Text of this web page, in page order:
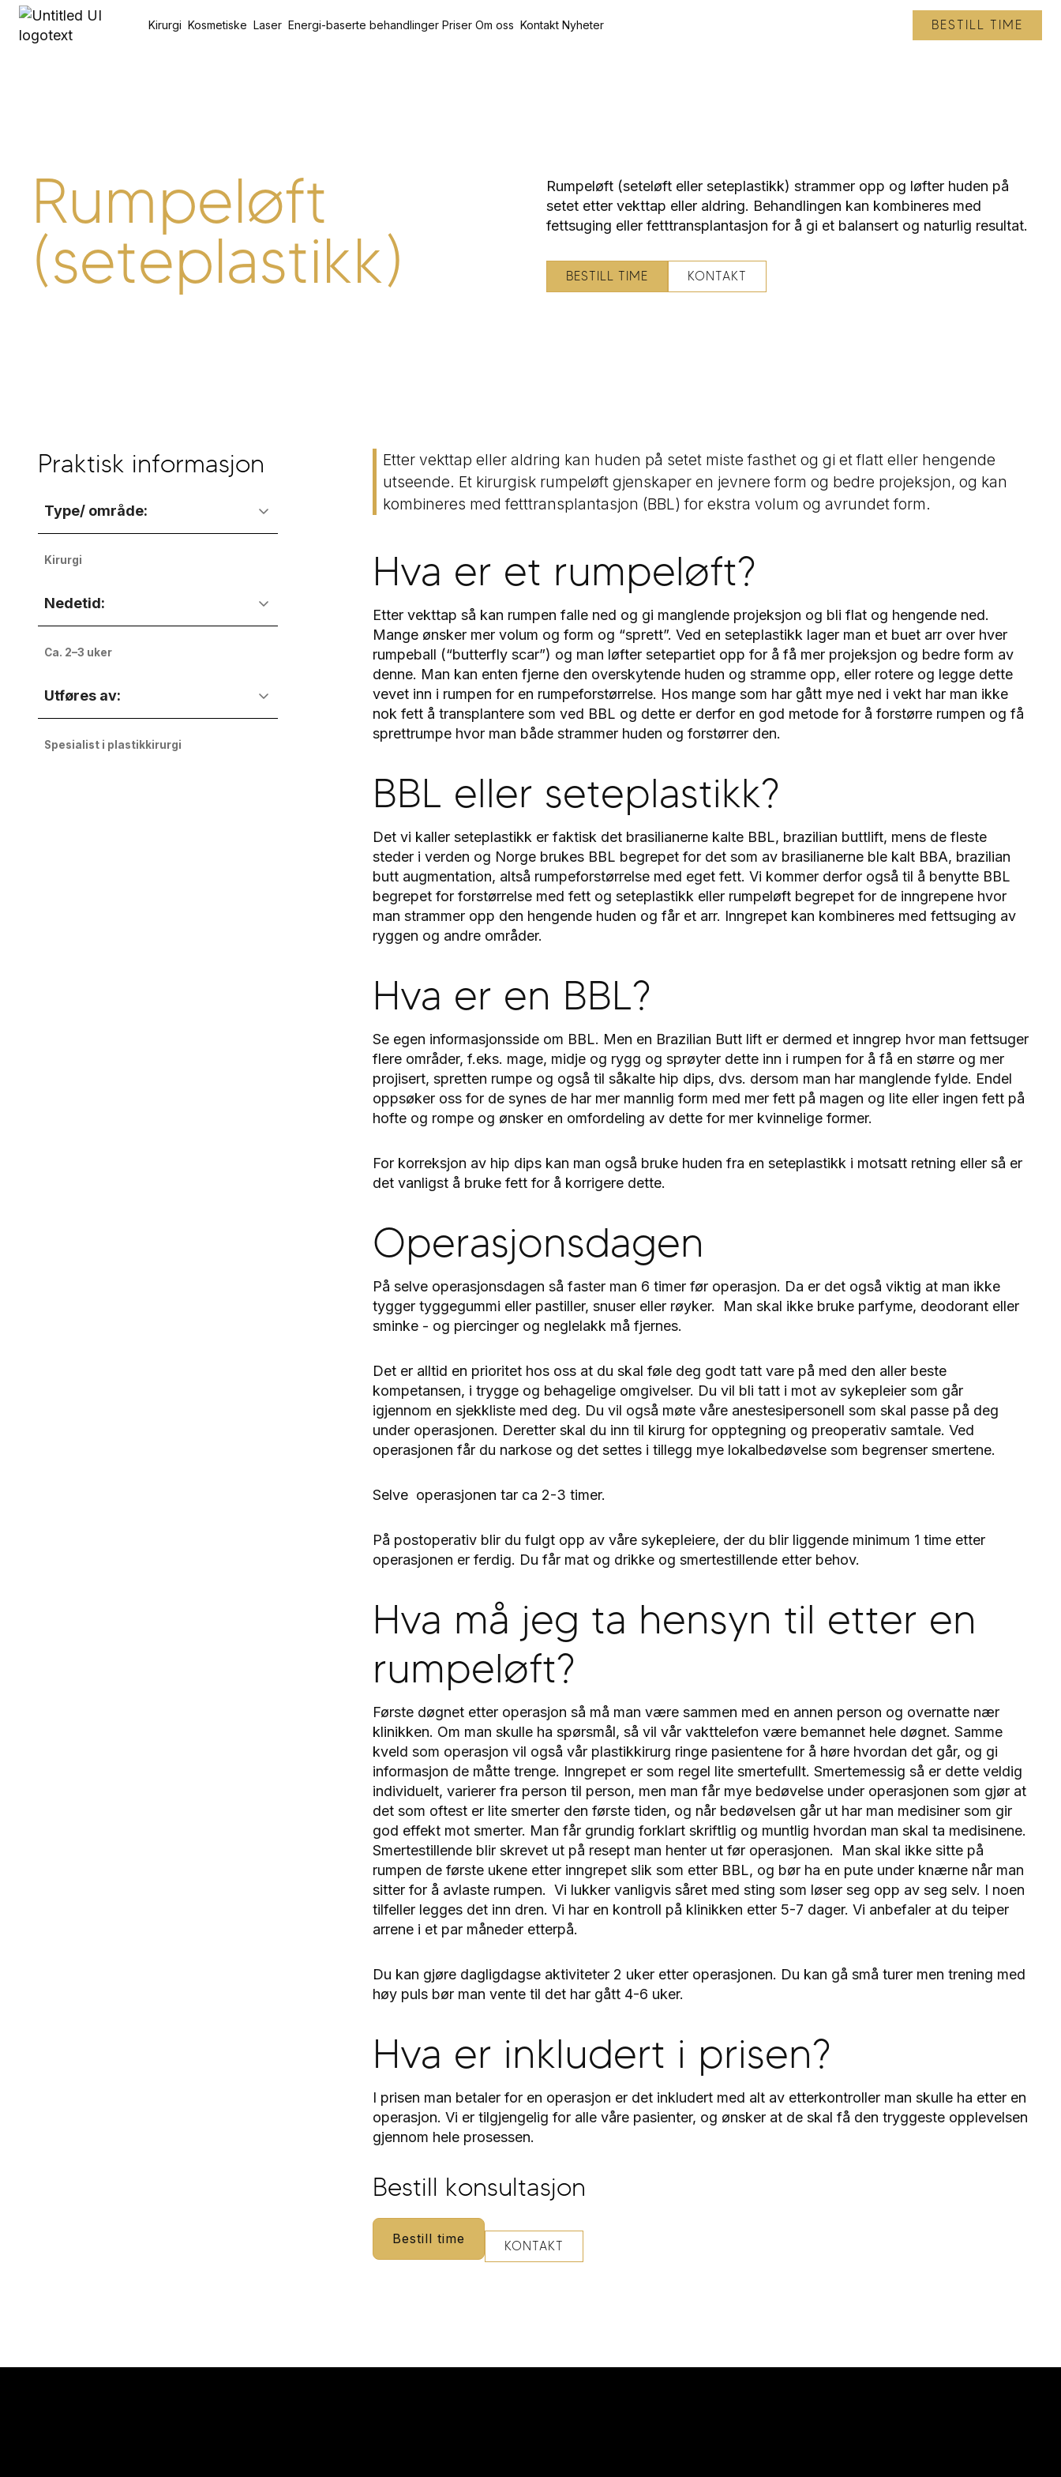
Kirurgi Kosmetiske Laser Energi-baserte behandlinger Priser Om oss Kontakt Nyheter BESTILL TIME
Rumpeløft
(seteplastikk)
Rumpeløft (seteløft eller setep­lastikk) strammer opp og løfter huden på
setet etter vekttap eller aldring. Behandlingen kan kombineres med
fettsuging eller fett­transplantasjon for å gi et balansert og naturlig resultat.
BESTILL TIME KONTAKT
Praktisk informasjon
Type/ område:
Kirurgi
Nedetid:
Ca. 2–3 uker
Utføres av:
Spesialist i plastikkirurgi
Etter vekttap eller aldring kan huden på setet miste fasthet og gi et flatt eller hengende
utseende. Et kirurgisk rumpeløft gjenskaper en jevnere form og bedre projeksjon, og kan
kombineres med fett­transplantasjon (BBL) for ekstra volum og avrundet form.
Hva er et rumpeløft?
Etter vekttap så kan rumpen falle ned og gi manglende projeksjon og bli flat og hengende ned.
Mange ønsker mer volum og form og “sprett”. Ved en seteplastikk lager man et buet arr over hver
rumpeball (“butterfly scar”) og man løfter setepartiet opp for å få mer projeksjon og bedre form av
denne. Man kan enten fjerne den overskytende huden og stramme opp, eller rotere og legge dette
vevet inn i rumpen for en rumpeforstørrelse. Hos mange som har gått mye ned i vekt har man ikke
nok fett å transplantere som ved BBL og dette er derfor en god metode for å forstørre rumpen og få
sprettrumpe hvor man både strammer huden og forstørrer den.
BBL eller seteplastikk?
Det vi kaller seteplastikk er faktisk det brasilianerne kalte BBL, brazilian buttlift, mens de fleste
steder i verden og Norge brukes BBL begrepet for det som av brasilianerne ble kalt BBA, brazilian
butt augmentation, altså rumpeforstørrelse med eget fett. Vi kommer derfor også til å benytte BBL
begrepet for forstørrelse med fett og seteplastikk eller rumpeløft begrepet for de inngrepene hvor
man strammer opp den hengende huden og får et arr. Inngrepet kan kombineres med fettsuging av
ryggen og andre områder.
Hva er en BBL?
Se egen informasjonsside om BBL. Men en Brazilian Butt lift er dermed et inngrep hvor man fettsuger
flere områder, f.eks. mage, midje og rygg og sprøyter dette inn i rumpen for å få en større og mer
projisert, spretten rumpe og også til såkalte hip dips, dvs. dersom man har manglende fylde. Endel
oppsøker oss for de synes de har mer mannlig form med mer fett på magen og lite eller ingen fett på
hofte og rompe og ønsker en omfordeling av dette for mer kvinnelige former.
For korreksjon av hip dips kan man også bruke huden fra en seteplastikk i motsatt retning eller så er
det vanligst å bruke fett for å korrigere dette.
Operasjonsdagen
På selve operasjonsdagen så faster man 6 timer før operasjon. Da er det også viktig at man ikke
tygger tyggegummi eller pastiller, snuser eller røyker. Man skal ikke bruke parfyme, deodorant eller
sminke - og piercinger og neglelakk må fjernes.
Det er alltid en prioritet hos oss at du skal føle deg godt tatt vare på med den aller beste
kompetansen, i trygge og behagelige omgivelser. Du vil bli tatt i mot av sykepleier som går
igjennom en sjekkliste med deg. Du vil også møte våre anestesipersonell som skal passe på deg
under operasjonen. Deretter skal du inn til kirurg for opptegning og preoperativ samtale. Ved
operasjonen får du narkose og det settes i tillegg mye lokalbedøvelse som begrenser smertene.
Selve operasjonen tar ca 2-3 timer.
På postoperativ blir du fulgt opp av våre sykepleiere, der du blir liggende minimum 1 time etter
operasjonen er ferdig. Du får mat og drikke og smertestillende etter behov.
Hva må jeg ta hensyn til etter en
rumpeløft?
Første døgnet etter operasjon så må man være sammen med en annen person og overnatte nær
klinikken. Om man skulle ha spørsmål, så vil vår vakttelefon være bemannet hele døgnet. Samme
kveld som operasjon vil også vår plastikkirurg ringe pasientene for å høre hvordan det går, og gi
informasjon de måtte trenge. Inngrepet er som regel lite smertefullt. Smertemessig så er dette veldig
individuelt, varierer fra person til person, men man får mye bedøvelse under operasjonen som gjør at
det som oftest er lite smerter den første tiden, og når bedøvelsen går ut har man medisiner som gir
god effekt mot smerter. Man får grundig forklart skriftlig og muntlig hvordan man skal ta medisinene.
Smertestillende blir skrevet ut på resept man henter ut før operasjonen. Man skal ikke sitte på
rumpen de første ukene etter inngrepet slik som etter BBL, og bør ha en pute under knærne når man
sitter for å avlaste rumpen. Vi lukker vanligvis såret med sting som løser seg opp av seg selv. I noen
tilfeller legges det inn dren. Vi har en kontroll på klinikken etter 5-7 dager. Vi anbefaler at du teiper
arrene i et par måneder etterpå.
Du kan gjøre dagligdagse aktiviteter 2 uker etter operasjonen. Du kan gå små turer men trening med
høy puls bør man vente til det har gått 4-6 uker.
Hva er inkludert i prisen?
I prisen man betaler for en operasjon er det inkludert med alt av etterkontroller man skulle ha etter en
operasjon. Vi er tilgjengelig for alle våre pasienter, og ønsker at de skal få den tryggeste opplevelsen
gjennom hele prosessen.
Bestill konsultasjon
Bestill time KONTAKT